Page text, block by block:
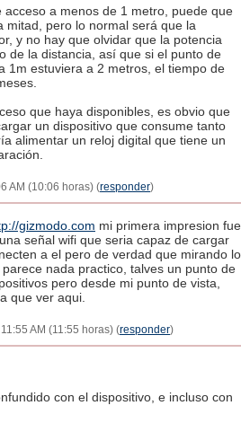
acceso a menos de 1 metro, puede que
mitad, pero lo normal será que la
y no hay que olvidar que la potencia
de la distancia, así que si el punto de
1m estuviera a 2 metros, el tiempo de
que haya disponibles, es obvio que
un dispositivo que consume tanto
alimentar un reloj digital que tiene un
AM (10:06 horas) (responder)
gizmodo.com mi primera impresion fue
señal wifi que seria capaz de cargar
a el pero de verdad que mirando lo
nada practico, talves un punto de
pero desde mi punto de vista,
que ver aqui.
AM (11:55 horas) (responder)
con el dispositivo, e incluso con